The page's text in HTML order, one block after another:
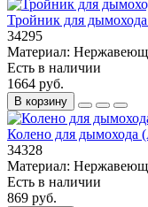
Тройник для
34295
Материал:
Есть в наличии
1664 руб.
В корзину
Колено для дымохода
34328
Материал:
Есть в наличии
869 руб.